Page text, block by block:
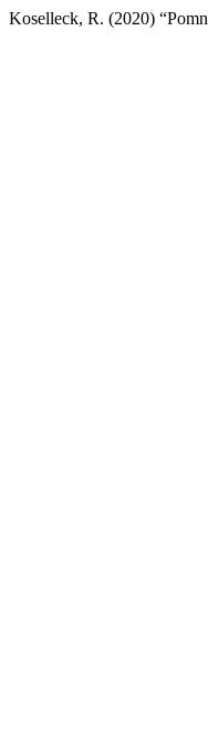
Koselleck, R. (2020)